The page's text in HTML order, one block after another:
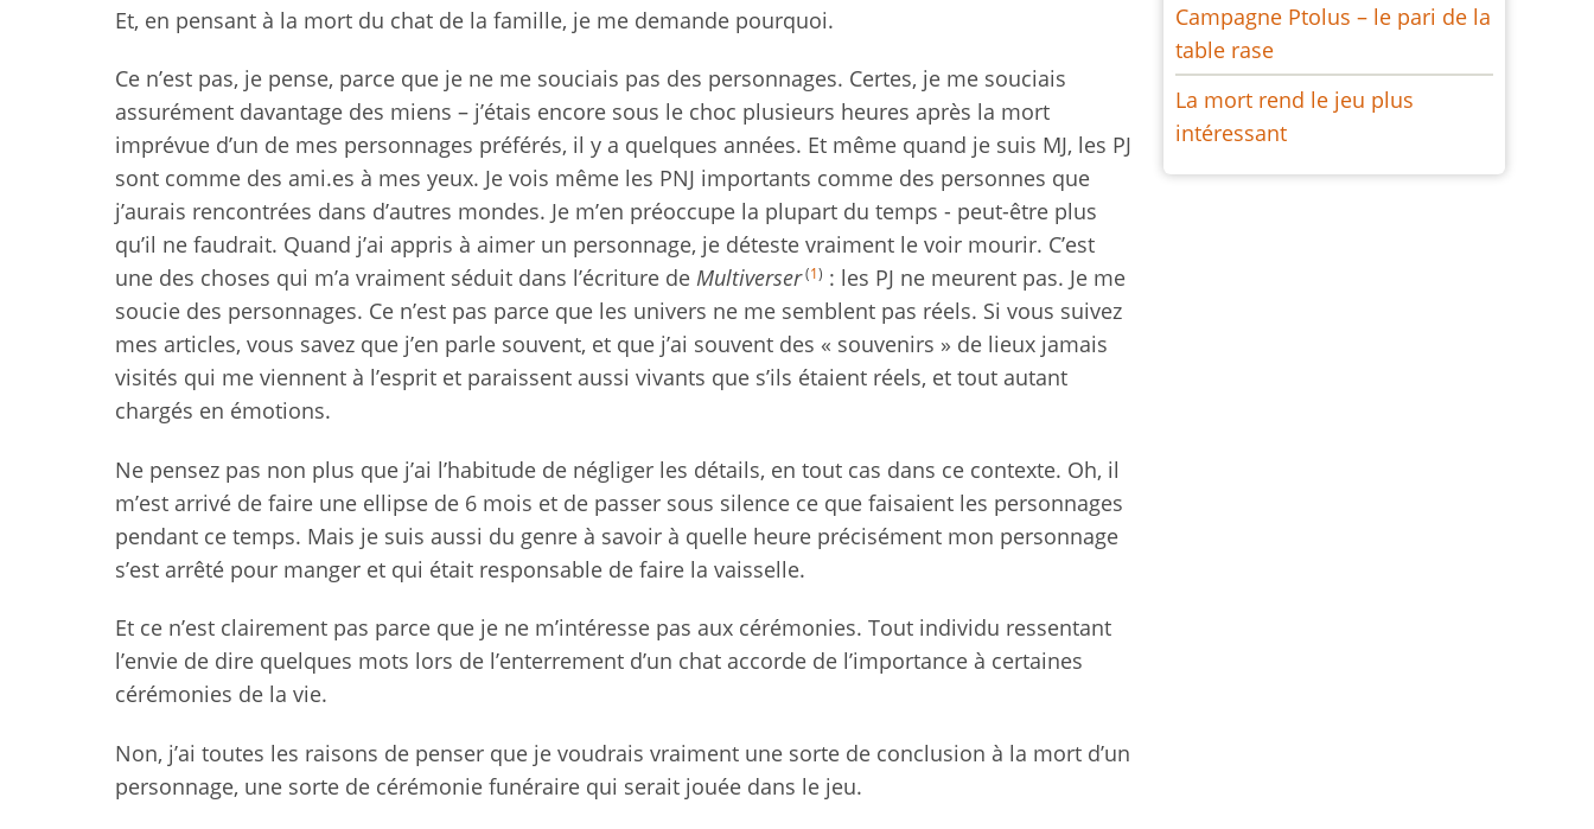
Et, en pensant à la mort du chat de la famille, je me demande pourquoi.
Ce n’est pas, je pense, parce que je ne me souciais pas des personnages. Certes, je me souciais
assurément davantage des miens – j’étais encore sous le choc plusieurs heures après la mort
imprévue d’un de mes personnages préférés, il y a quelques années. Et même quand je suis MJ, les PJ
sont comme des ami.es à mes yeux. Je vois même les PNJ importants comme des personnes que
j’aurais rencontrées dans d’autres mondes. Je m’en préoccupe la plupart du temps - peut-être plus
qu’il ne faudrait. Quand j’ai appris à aimer un personnage, je déteste vraiment le voir mourir. C’est
une des choses qui m’a vraiment séduit dans l’écriture de Multiverser(1) : les PJ ne meurent pas. Je me
soucie des personnages. Ce n’est pas parce que les univers ne me semblent pas réels. Si vous suivez
mes articles, vous savez que j’en parle souvent, et que j’ai souvent des « souvenirs » de lieux jamais
visités qui me viennent à l’esprit et paraissent aussi vivants que s’ils étaient réels, et tout autant
chargés en émotions.
Ne pensez pas non plus que j’ai l’habitude de négliger les détails, en tout cas dans ce contexte. Oh, il
m’est arrivé de faire une ellipse de 6 mois et de passer sous silence ce que faisaient les personnages
pendant ce temps. Mais je suis aussi du genre à savoir à quelle heure précisément mon personnage
s’est arrêté pour manger et qui était responsable de faire la vaisselle.
Et ce n’est clairement pas parce que je ne m’intéresse pas aux cérémonies. Tout individu ressentant
l’envie de dire quelques mots lors de l’enterrement d’un chat accorde de l’importance à certaines
cérémonies de la vie.
Non, j’ai toutes les raisons de penser que je voudrais vraiment une sorte de conclusion à la mort d’un
personnage, une sorte de cérémonie funéraire qui serait jouée dans le jeu.
Campagne Ptolus – le pari de la
table rase
La mort rend le jeu plus
intéressant